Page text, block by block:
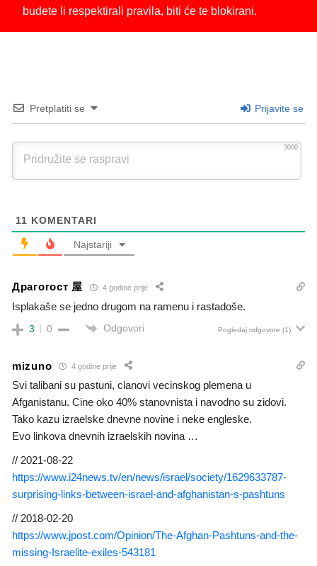
budete li respektirali pravila, biti će te blokirani.
Pretplatiti se Prijavite se
3000
11 KOMENTARI
Najstariji
Драгогост 屋 4 godine prije
Isplakaše se jedno drugom na ramenu i rastadoše.
3 0 Odgovori Pogledaj odgovore (1)
mizuno 4 godine prije
Svi talibani su pastuni, clanovi vecinskog plemena u
Afganistanu. Cine oko 40% stanovnista i navodno su zidovi.
Tako kazu izraelske dnevne novine i neke engleske.
Evo linkova dnevnih izraelskih novina …
// 2021-08-22
https://www.i24news.tv/en/news/israel/society/1629633787-
surprising-links-between-israel-and-afghanistan-s-pashtuns
// 2018-02-20
https://www.jpost.com/Opinion/The-Afghan-Pashtuns-and-the-
missing-Israelite-exiles-543181